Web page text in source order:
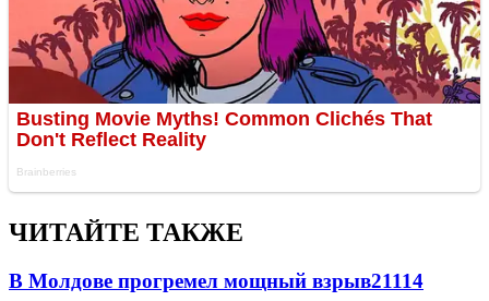
ЧИТАЙТЕ ТАКЖЕ
В Молдове прогремел мощный взрыв21114